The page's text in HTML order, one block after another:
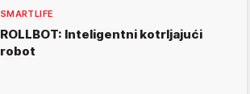
SMARTLIFE
ROLLBOT: Inteligentni kotrljajući
robot